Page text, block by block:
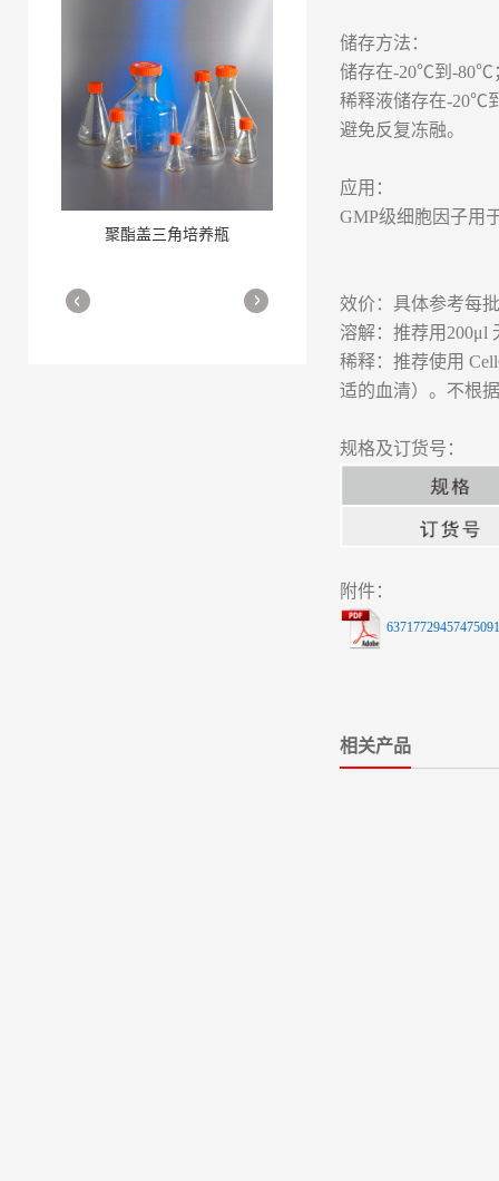
聚酯盖三角培养瓶
储存方法：
储存在-20℃到-80℃
稀释液储存在-20℃
避免反复冻融。
应用：
GMP级细胞因子用
效价：具体参考每
溶解：推荐用200μl
稀释：推荐使用
适的血清）。不根
规格及订货号：
附件：
相关产品